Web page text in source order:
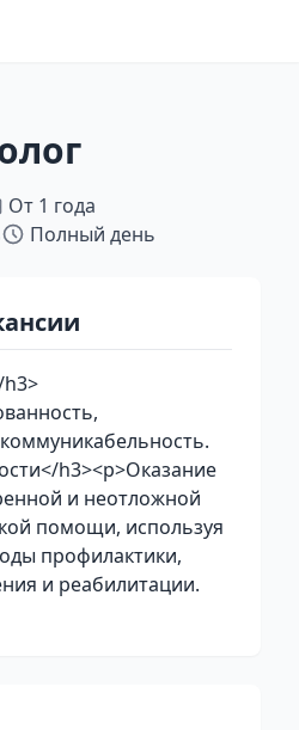
От 1 года
Полный день
h3><p>Оказание
и неотложной
помощи, используя
профилактики,
и реабилитации.